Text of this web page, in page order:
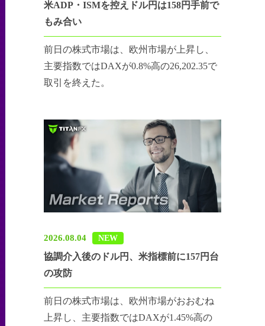
米ADP・ISMを控えドル円は158円手前で
もみ合い
前日の株式市場は、欧州市場が上昇し、
主要指数ではDAXが0.8%高の26,202.35で
取引を終えた。
2026.08.04 NEW
協調介入後のドル円、米指標前に157円台
の攻防
前日の株式市場は、欧州市場がおおむね
上昇し、主要指数ではDAXが1.45%高の